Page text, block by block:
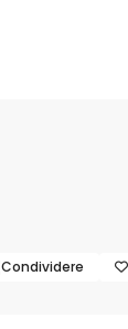
Condividere